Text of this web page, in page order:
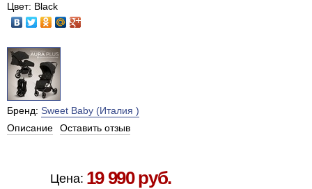
Цвет: Black
Бренд: Sweet Baby (Италия )
Описание
Оставить отзыв
Цена: 19 990 руб.